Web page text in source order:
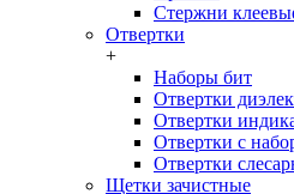
Стержни
Отвертки
+
Наборы бит
Отвертки
Отвертки
Отвертки с
Отвертки
Щетки зачистные